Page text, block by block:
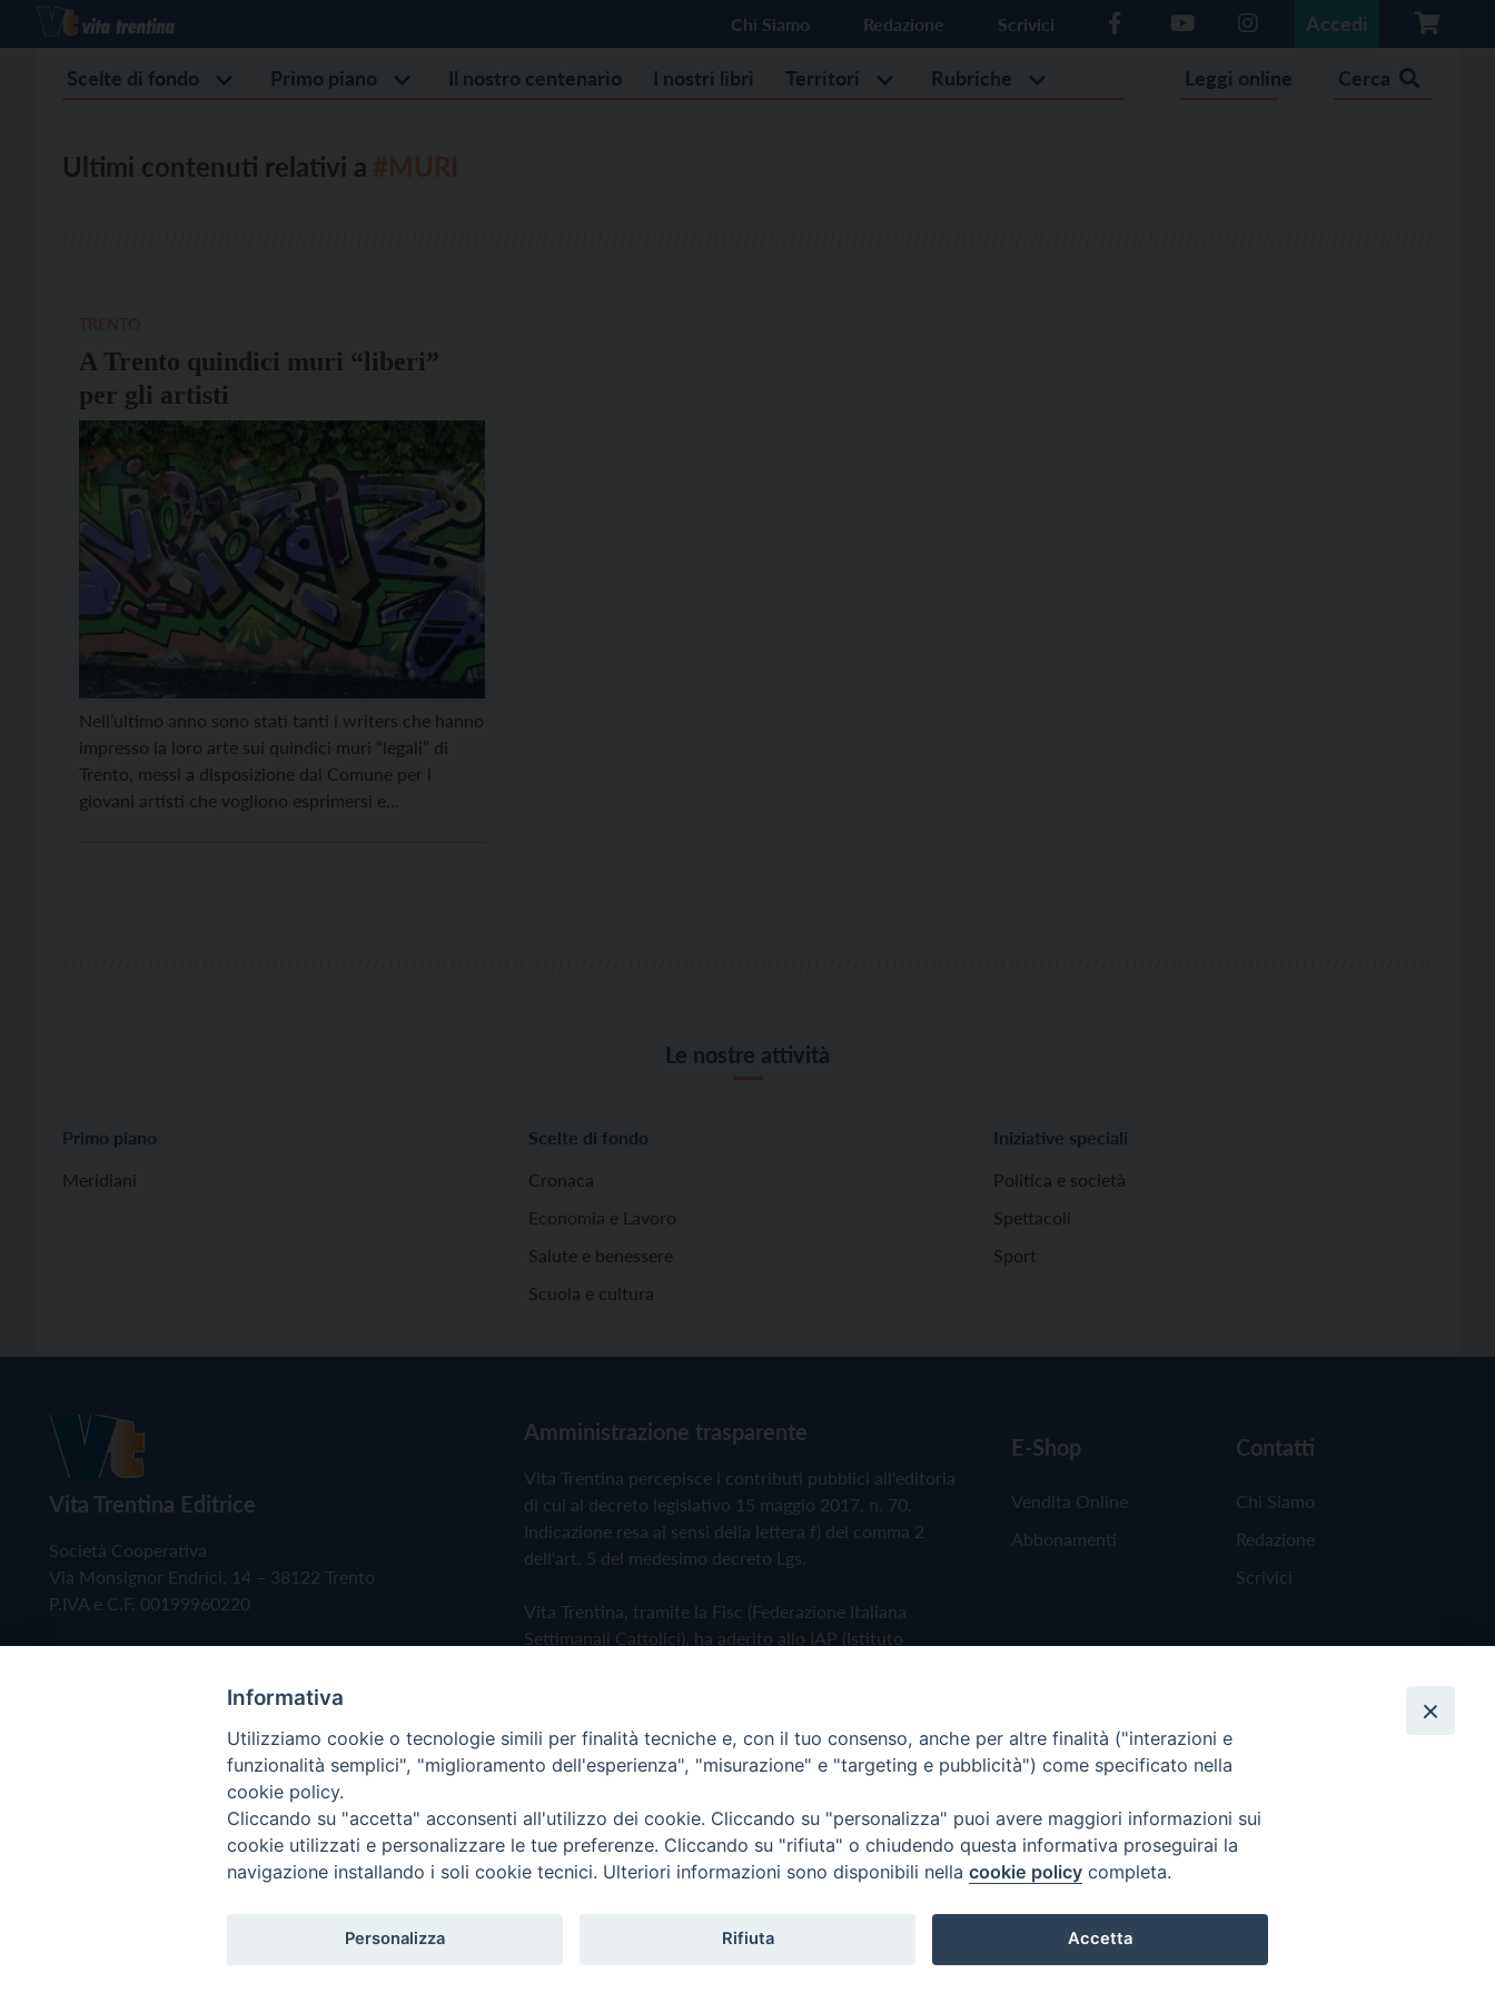
Chi Siamo Redazione Scrivici Accedi
Scelte di fondo Primo piano Il nostro centenario I nostri libri Territori Rubriche Leggi online Cerca
Ultimi contenuti relativi a
A Trento quindici muri “liberi”
per gli artisti
Nell’ultimo anno sono stati tanti i writers che hanno
impresso la loro arte sui quindici muri “legali” di
Trento, messi a disposizione dal Comune per i
giovani artisti che vogliono esprimersi e
Le nostre attività
Primo piano
Meridiani
Scelte di fondo
Cronaca
Economia e Lavoro
Salute e benessere
Scuola e cultura
Iniziative speciali
Politica e società
Spettacoli
Sport
Vita Trentina Editrice
Società Cooperativa
Via Monsignor Endrici, 14 – 38122 Trento
P.IVA e C.F. 00199960220
Amministrazione trasparente
Vita Trentina percepisce i contributi pubblici all'editoria
di cui al decreto legislativo 15 maggio 2017, n. 70.
Indicazione resa ai sensi della lettera f) del comma 2
dell'art. 5 del medesimo decreto Lgs.
Vita Trentina, tramite la Fisc (Federazione Italiana
Settimanali Cattolici), ha aderito allo IAP (Istituto
Privacy Policy Cookie Policy
E-Shop
Vendita Online
Abbonamenti
Contatti
Chi Siamo
Redazione
Scrivici
Copyright © 2019 - Tutti i diritti riservati - Vita Trentina Editrice
Informativa
Utilizziamo cookie o tecnologie simili per finalità tecniche e, con il tuo consenso, anche per altre finalità ("interazioni e
funzionalità semplici", "miglioramento dell'esperienza", "misurazione" e "targeting e pubblicità") come specificato nella
cookie policy.
Cliccando su "accetta" acconsenti all'utilizzo dei cookie. Cliccando su "personalizza" puoi avere maggiori informazioni sui
cookie utilizzati e personalizzare le tue preferenze. Cliccando su "rifiuta" o chiudendo questa informativa proseguirai la
navigazione installando i soli cookie tecnici. Ulteriori informazioni sono disponibili nella cookie policy completa.
Personalizza Rifiuta Accetta